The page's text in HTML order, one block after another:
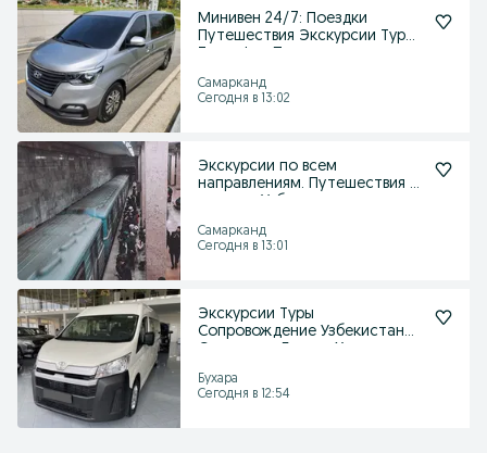
Минивен 24/7: Поездки
Путешествия Экскурсии Туры
Самарканд
Сегодня в 13:02
Экскурсии по всем
направлениям. Путешествия и
Самарканд
Сегодня в 13:01
Экскурсии Туры
Сопровождение Узбекистан
Бухара
Сегодня в 12:54